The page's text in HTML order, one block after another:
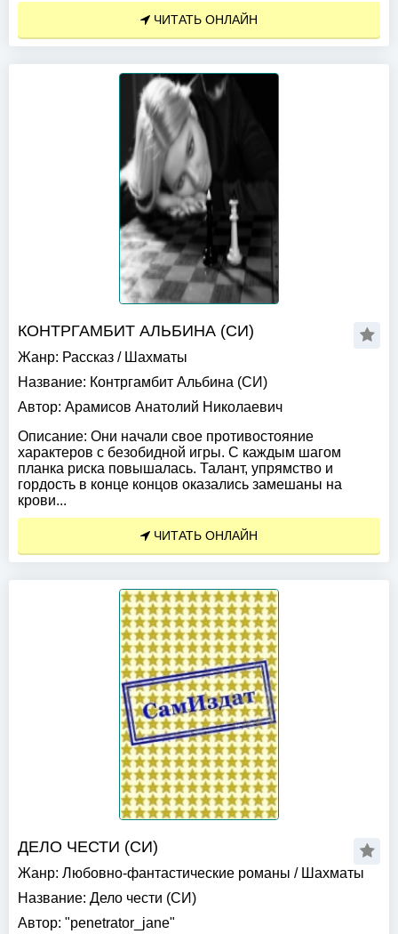
ЧИТАТЬ ОНЛАЙН
КОНТРГАМБИТ АЛЬБИНА (СИ)
Жанр: Рассказ / Шахматы
Название: Контргамбит Альбина (СИ)
Автор: Арамисов Анатолий Николаевич
Описание: Они начали свое противостояние
характеров с безобидной игры. С каждым шагом
планка риска повышалась. Талант, упрямство и
гордость в конце концов оказались замешаны на
крови...
ЧИТАТЬ ОНЛАЙН
ДЕЛО ЧЕСТИ (СИ)
Жанр: Любовно-фантастические романы / Шахматы
Название: Дело чести (СИ)
Автор: "penetrator_jane"